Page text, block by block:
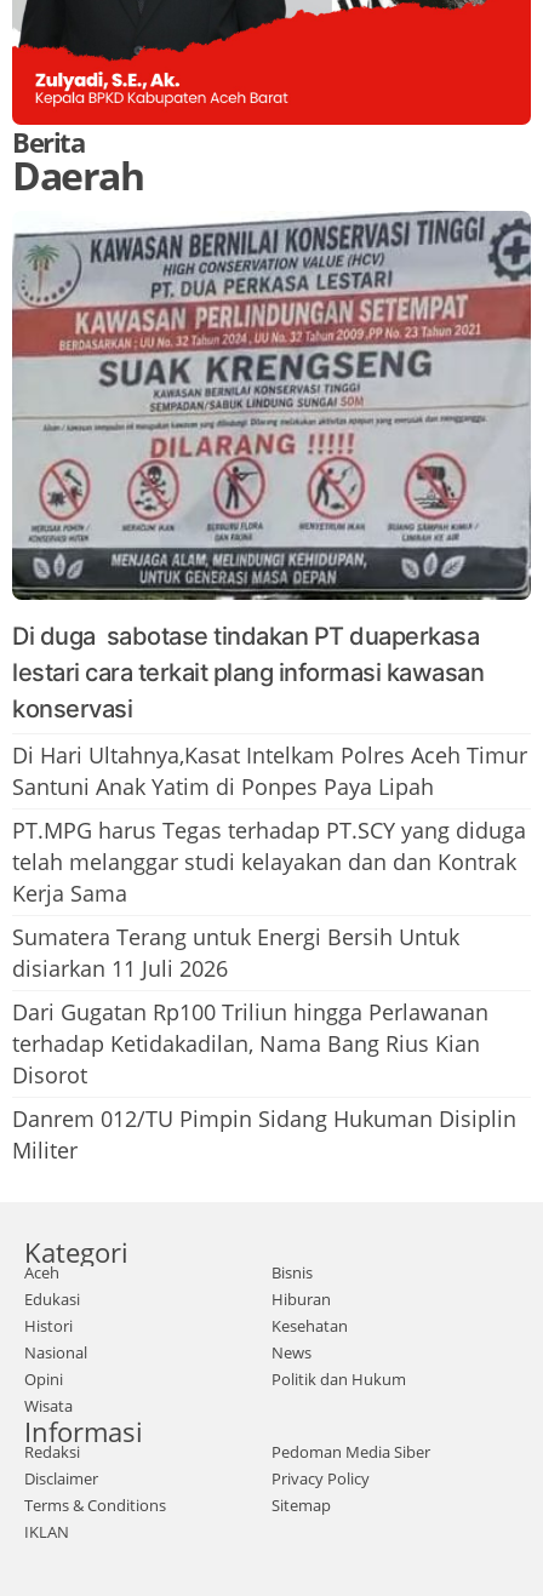
Berita
Daerah
Di duga sabotase tindakan PT duaperkasa
lestari cara terkait plang informasi kawasan
konservasi
Di Hari Ultahnya,Kasat Intelkam Polres Aceh Timur
Santuni Anak Yatim di Ponpes Paya Lipah
PT.MPG harus Tegas terhadap PT.SCY yang diduga
telah melanggar studi kelayakan dan dan Kontrak
Kerja Sama
Sumatera Terang untuk Energi Bersih Untuk
disiarkan 11 Juli 2026
Dari Gugatan Rp100 Triliun hingga Perlawanan
terhadap Ketidakadilan, Nama Bang Rius Kian
Disorot
Danrem 012/TU Pimpin Sidang Hukuman Disiplin
Militer
Kategori
Aceh
Bisnis
Edukasi
Hiburan
Histori
Kesehatan
Nasional
News
Opini
Politik dan Hukum
Wisata
Informasi
Redaksi
Pedoman Media Siber
Disclaimer
Privacy Policy
Terms & Conditions
Sitemap
IKLAN